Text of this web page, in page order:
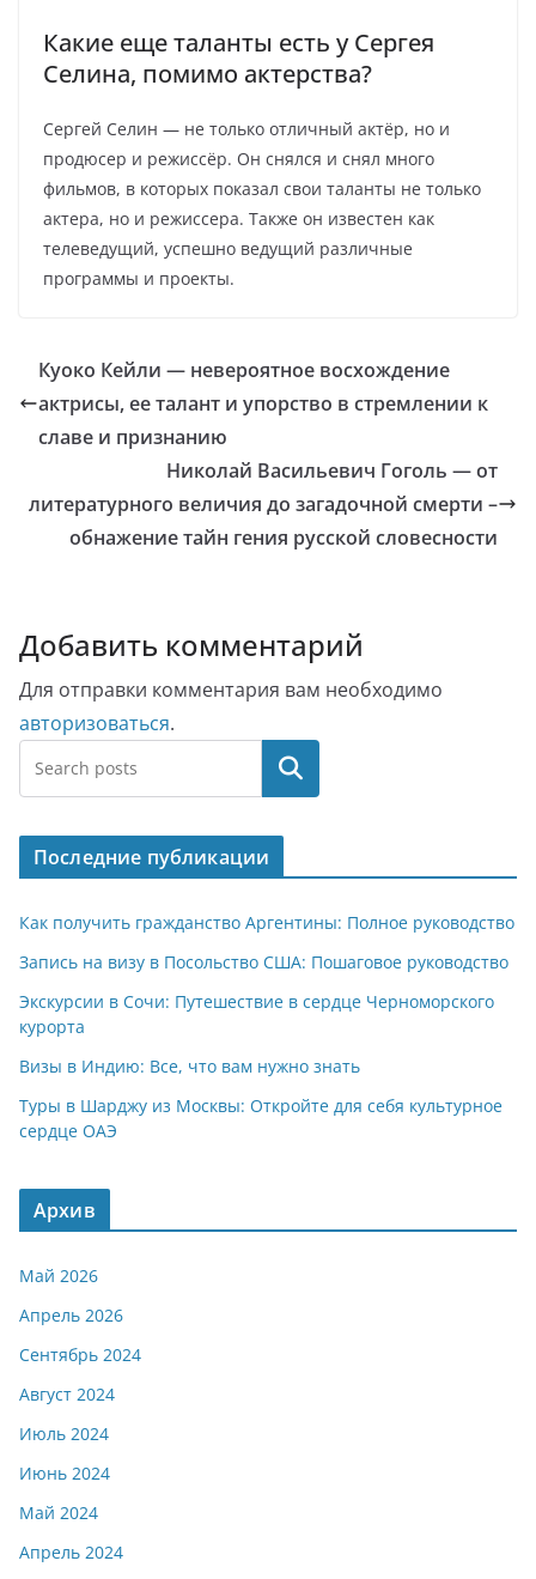
Какие еще таланты есть у Сергея
Селина, помимо актерства?
Сергей Селин — не только отличный актёр, но и
продюсер и режиссёр. Он снялся и снял много
фильмов, в которых показал свои таланты не только
актера, но и режиссера. Также он известен как
телеведущий, успешно ведущий различные
программы и проекты.
Куоко Кейли — невероятное восхождение
актрисы, ее талант и упорство в стремлении к
славе и признанию
Николай Васильевич Гоголь — от
литературного величия до загадочной смерти –
обнажение тайн гения русской словесности
Добавить комментарий
Для отправки комментария вам необходимо
авторизоваться.
Поиск
Последние публикации
Как получить гражданство Аргентины: Полное руководство
Запись на визу в Посольство США: Пошаговое руководство
Экскурсии в Сочи: Путешествие в сердце Черноморского
курорта
Визы в Индию: Все, что вам нужно знать
Туры в Шарджу из Москвы: Откройте для себя культурное
сердце ОАЭ
Архив
Май 2026
Апрель 2026
Сентябрь 2024
Август 2024
Июль 2024
Июнь 2024
Май 2024
Апрель 2024